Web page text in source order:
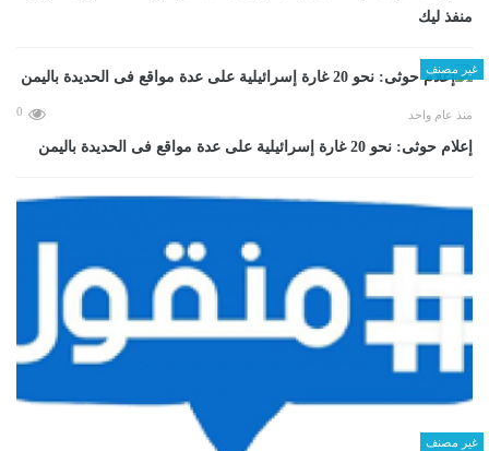
منفذ ليك
غير مصنف
منذ عام واحد 0
إعلام حوثى: نحو 20 غارة إسرائيلية على عدة مواقع فى الحديدة باليمن
غير مصنف